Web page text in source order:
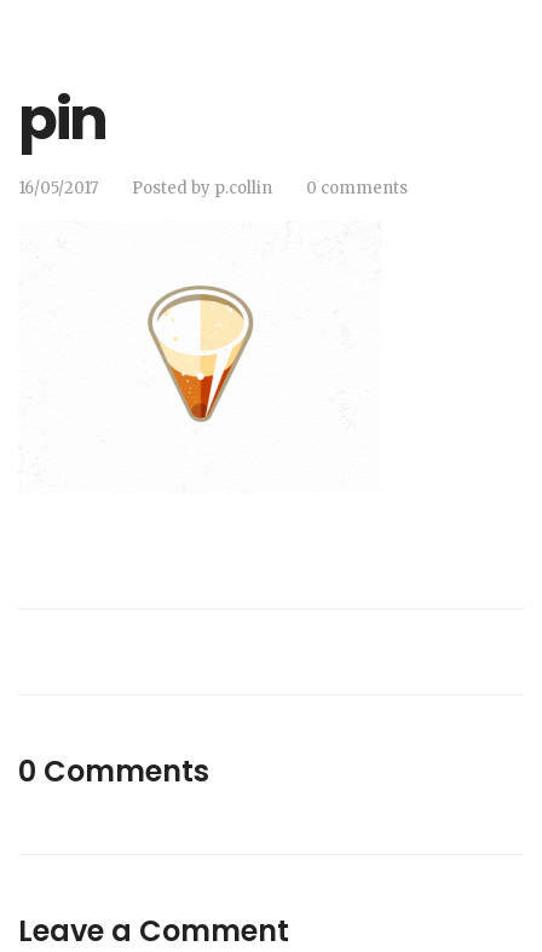
pin
16/05/2017 Posted by p.collin 0 comments
0 Comments
Leave a Comment